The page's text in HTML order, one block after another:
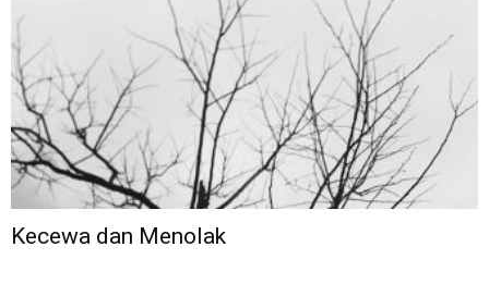
Kecewa dan Menolak